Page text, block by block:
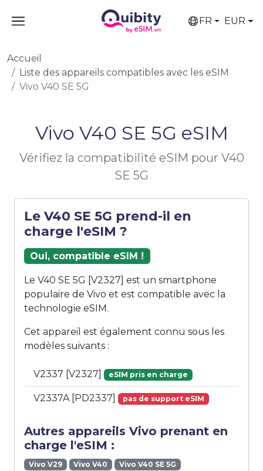
FR EUR
Accueil
Liste des appareils compatibles avec les eSIM
Vivo V40 SE 5G
Vivo V40 SE 5G eSIM
Vérifiez la compatibilité eSIM pour V40
SE 5G
Le V40 SE 5G prend-il en
charge l'eSIM ?
Oui, compatible eSIM !
Le V40 SE 5G [V2327] est un smartphone
populaire de Vivo et est compatible avec la
technologie eSIM.
Cet appareil est également connu sous les
modèles suivants :
V2337 [V2327] eSIM pris en charge
V2337A [PD2337] pas de support eSIM
Autres appareils Vivo prenant en
charge l'eSIM :
Vivo V29 Vivo V40
Vivo V40 SE 5G